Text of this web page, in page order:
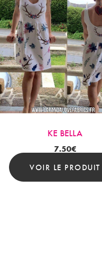
KE BELLA
7.50€
VOIR LE PRODUIT